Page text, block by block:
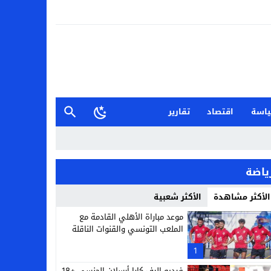
اقتصاد
تقارير
الأكثر مشاهدة الأكثر شعبية
1
موعد مباراة الأهلي القادمة مع
الملعب التونسي والقنوات الناقلة